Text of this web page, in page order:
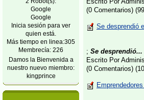
Google
Google
Inicia sesión para ver
quien está.
Más tiempo en linea:305
Membrecía: 226
Damos la Bienvenida a
nuestro nuevo miembro:
kingprince
(0 Comentarios)
Se desprendió
; Se desprendió...
Escrito Por
(0 Comentarios)